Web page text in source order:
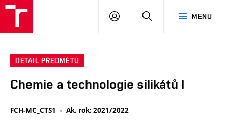
MENU
PŘIHLÁSIT
DETAIL PŘEDMĚTU
Chemie a technologie silikátů I
FCH-MC_CTS1 Ak. rok: 2021/2022